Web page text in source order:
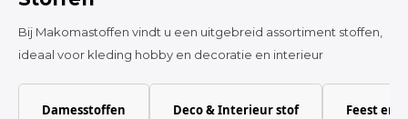
Bij Makomastoffen vindt u een uitgebreid assortiment stoffen,
ideaal voor kleding hobby en decoratie en interieur
Damesstoffen Deco & Interieur stof Feest en